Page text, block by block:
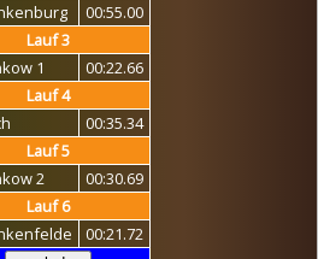
00:55.00
Lauf 3
1
00:22.66
Lauf 4
00:35.34
Lauf 5
2
00:30.69
Lauf 6
00:21.72